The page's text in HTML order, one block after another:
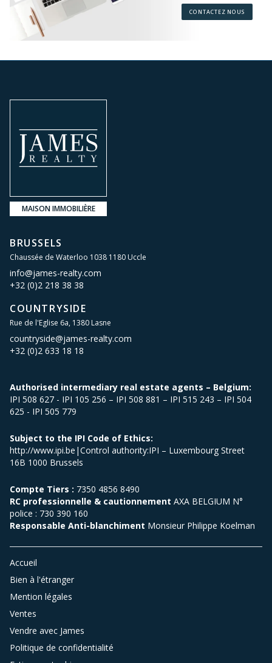
CONTACTEZ NOUS
MAISON IMMOBILIÈRE
BRUSSELS
Chaussée de Waterloo 1038 1180 Uccle
info@james-realty.com
+32 (0)2 218 38 38
COUNTRYSIDE
Rue de l'Eglise 6a, 1380 Lasne
countryside@james-realty.com
+32 (0)2 633 18 18
Authorised intermediary real estate agents – Belgium:
IPI 508 627 - IPI 105 256 – IPI 508 881 – IPI 515 243 – IPI 504
625 - IPI 505 779
Subject to the IPI Code of Ethics:
http://www.ipi.be|Control authority:IPI – Luxembourg Street
16B 1000 Brussels
Compte Tiers : 7350 4856 8490
RC professionnelle & cautionnement AXA BELGIUM N°
police : 730 390 160
Responsable Anti-blanchiment Monsieur Philippe Koelman
Accueil
Bien à l'étranger
Mention légales
Ventes
Vendre avec James
Politique de confidentialité